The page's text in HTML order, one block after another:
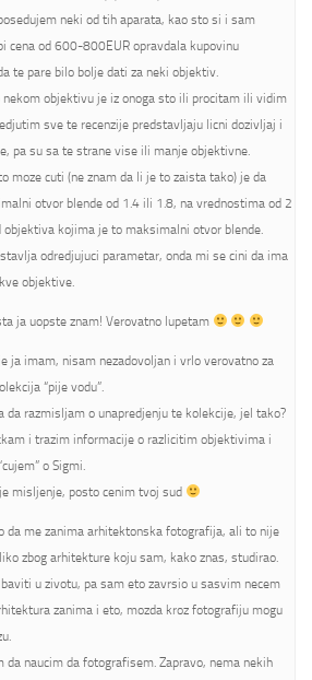
neki od tih aparata, kao sto si i sam
cena od 600-800EUR opravdala kupovinu
te pare bilo bolje dati za neki objektiv.
nekom objektivu je iz onoga sto ili procitam ili vidim
sve te recenzije predstavljaju licni dozivljaj i
pa su sa te strane vise ili manje objektivne.
moze cuti (ne znam da li je to zaista tako) je da
otvor blende od 1.4 ili 1.8, na vrednostima od 2
kojima je to maksimalni otvor blende.
odredjujuci parametar, onda mi se cini da ima
objektive.
ja uopste znam! Verovatno lupetam
ja imam, nisam nezadovoljan i vrlo verovatno za
“pije vodu”.
da razmisljam o unapredjenju te kolekcije, jel tako?
i trazim informacije o razlicitim objektivima i
o Sigmi.
misljenje, posto cenim tvoj sud
da me zanima arhitektonska fotografija, ali to nije
zbog arhitekture koju sam, kako znas, studirao.
u zivotu, pa sam eto zavrsio u sasvim necem
zanima i eto, mozda kroz fotografiju mogu
naucim da fotografisem. Zapravo, nema nekih